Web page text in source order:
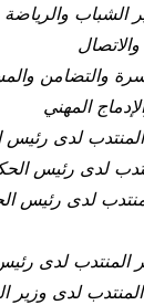
الشباب والرياضة
والتضامن
المهني
لدى رئيس
لدى رئيس
لدى رئيس
المنتدب لدى
المنتدب لدى وزير